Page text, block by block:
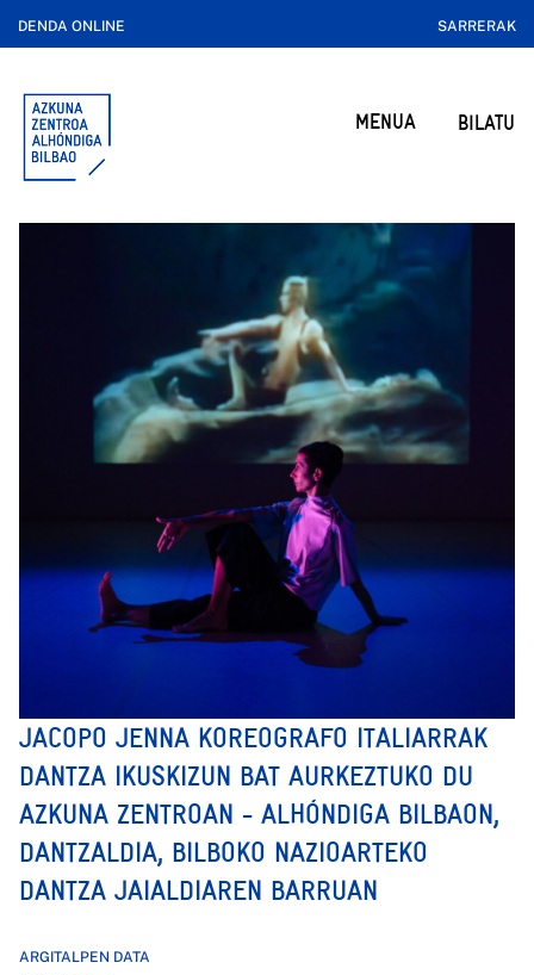
DENDA ONLINE SARRERAK
MENUA BILATU
JACOPO JENNA KOREOGRAFO ITALIARRAK
DANTZA IKUSKIZUN BAT AURKEZTUKO DU
AZKUNA ZENTROAN - ALHÓNDIGA BILBAON,
DANTZALDIA, BILBOKO NAZIOARTEKO
DANTZA JAIALDIAREN BARRUAN
ARGITALPEN DATA